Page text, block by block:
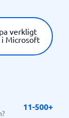
verkligt
i Microsoft
11-500+